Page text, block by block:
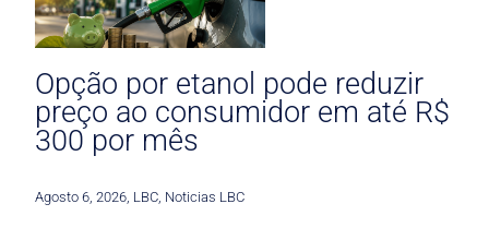
Opção por etanol pode reduzir
preço ao consumidor em até R$
300 por mês
Agosto 6, 2026 LBC Noticias LBC